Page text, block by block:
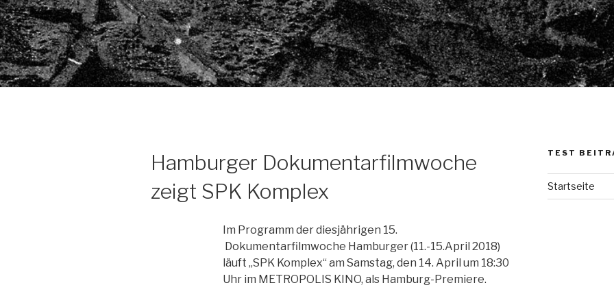
Hamburger Dokumentarfilmwoche
zeigt SPK Komplex
Im Programm der diesjährigen 15.
Dokumentarfilmwoche Hamburger (11.-15.April 2018)
läuft „SPK Komplex“ am Samstag, den 14. April um 18:30
Uhr im METROPOLIS KINO, als Hamburg-Premiere.
TEST
Startseite